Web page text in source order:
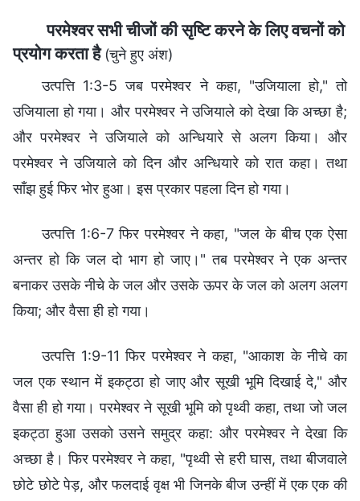
परमेश्वर सभी चीजों की सृष्टि करने के लिए वचनों को
प्रयोग करता है (चुने हुए अंश)
उत्पत्ति 1:3-5 जब परमेश्‍वर ने कहा, "उजियाला हो," तो
उजियाला हो गया। और परमेश्‍वर ने उजियाले को देखा कि अच्छा है;
और परमेश्‍वर ने उजियाले को अन्धियारे से अलग किया। और
परमेश्‍वर ने उजियाले को दिन और अन्धियारे को रात कहा। तथा
साँझ हुई फिर भोर हुआ। इस प्रकार पहला दिन हो गया।
उत्पत्ति 1:6-7 फिर परमेश्‍वर ने कहा, "जल के बीच एक ऐसा
अन्तर हो कि जल दो भाग हो जाए।" तब परमेश्‍वर ने एक अन्तर
बनाकर उसके नीचे के जल और उसके ऊपर के जल को अलग अलग
किया; और वैसा ही हो गया।
उत्पत्ति 1:9-11 फिर परमेश्‍वर ने कहा, "आकाश के नीचे का
जल एक स्थान में इकट्ठा हो जाए और सूखी भूमि दिखाई दे," और
वैसा ही हो गया। परमेश्‍वर ने सूखी भूमि को पृथ्वी कहा, तथा जो जल
इकट्ठा हुआ उसको उसने समुद्र कहा: और परमेश्‍वर ने देखा कि
अच्छा है। फिर परमेश्‍वर ने कहा, "पृथ्वी से हरी घास, तथा बीजवाले
छोटे छोटे पेड़, और फलदाई वृक्ष भी जिनके बीज उन्हीं में एक एक की